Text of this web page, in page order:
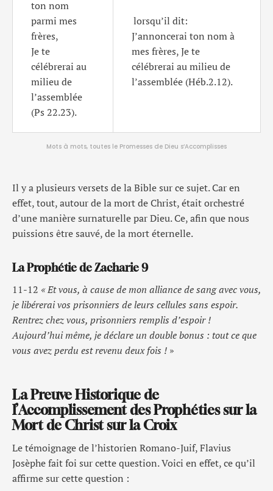
ton nom
parmi mes
frères,
Je te
célébrerai au
milieu de
l’assemblée
(Ps 22.23).
lorsqu’il dit:
J’annoncerai ton nom à
mes frères, Je te
célébrerai au milieu de
l’assemblée (Héb.2.12).
Mots à mots, toutes le Promesses de Dieu s’Accomplisses
Il y a plusieurs versets de la Bible sur ce sujet. Car en
effet, tout, autour de la mort de Christ, était orchestré
d’une manière surnaturelle par Dieu. Ce, afin que nous
puissions être sauvé, de la mort éternelle.
La Prophétie de Zacharie 9
11-12 « Et vous, à cause de mon alliance de sang avec vous,
je libérerai vos prisonniers de leurs cellules sans espoir.
Rentrez chez vous, prisonniers remplis d’espoir !
Aujourd’hui même, je déclare un double bonus : tout ce que
vous avez perdu est revenu deux fois ! »
La Preuve Historique de
l’Accomplissement des Prophéties sur la
Mort de Christ sur la Croix
Le témoignage de l’historien Romano-Juif, Flavius
Josèphe fait foi sur cette question. Voici en effet, ce qu’il
affirme sur cette question :